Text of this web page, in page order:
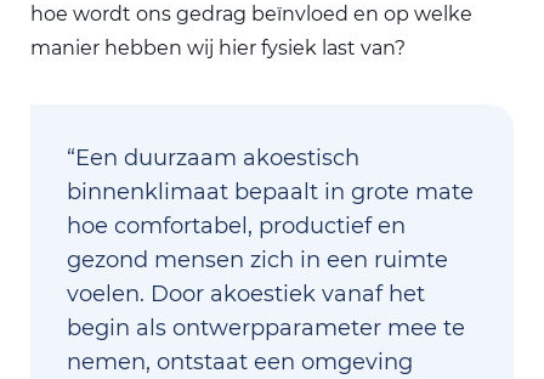
hoe wordt ons gedrag beïnvloed en op welke
manier hebben wij hier fysiek last van?
“Een duurzaam akoestisch
binnenklimaat bepaalt in grote mate
hoe comfortabel, productief en
gezond mensen zich in een ruimte
voelen. Door akoestiek vanaf het
begin als ontwerpparameter mee te
nemen, ontstaat een omgeving